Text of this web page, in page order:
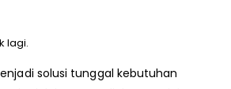
lagi.
solusi tunggal kebutuhan